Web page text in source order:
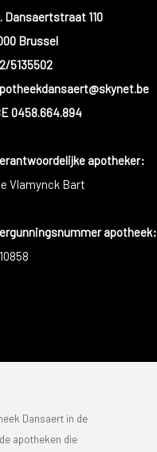
Dansaertstraat 110
Brussel
5135502
0458.664.894
apotheker:
Vlamynck Bart
apotheek:
Dansaert in de
apotheken die